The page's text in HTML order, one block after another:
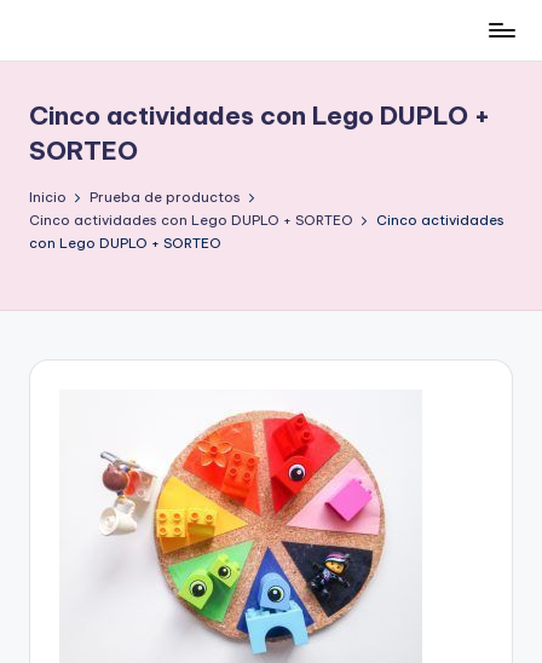
contenido
low-
cost
y
morir
en
Cinco actividades con Lego DUPLO +
SORTEO
Inicio
Prueba de productos
Cinco actividades con Lego DUPLO + SORTEO
Cinco actividades
con Lego DUPLO + SORTEO